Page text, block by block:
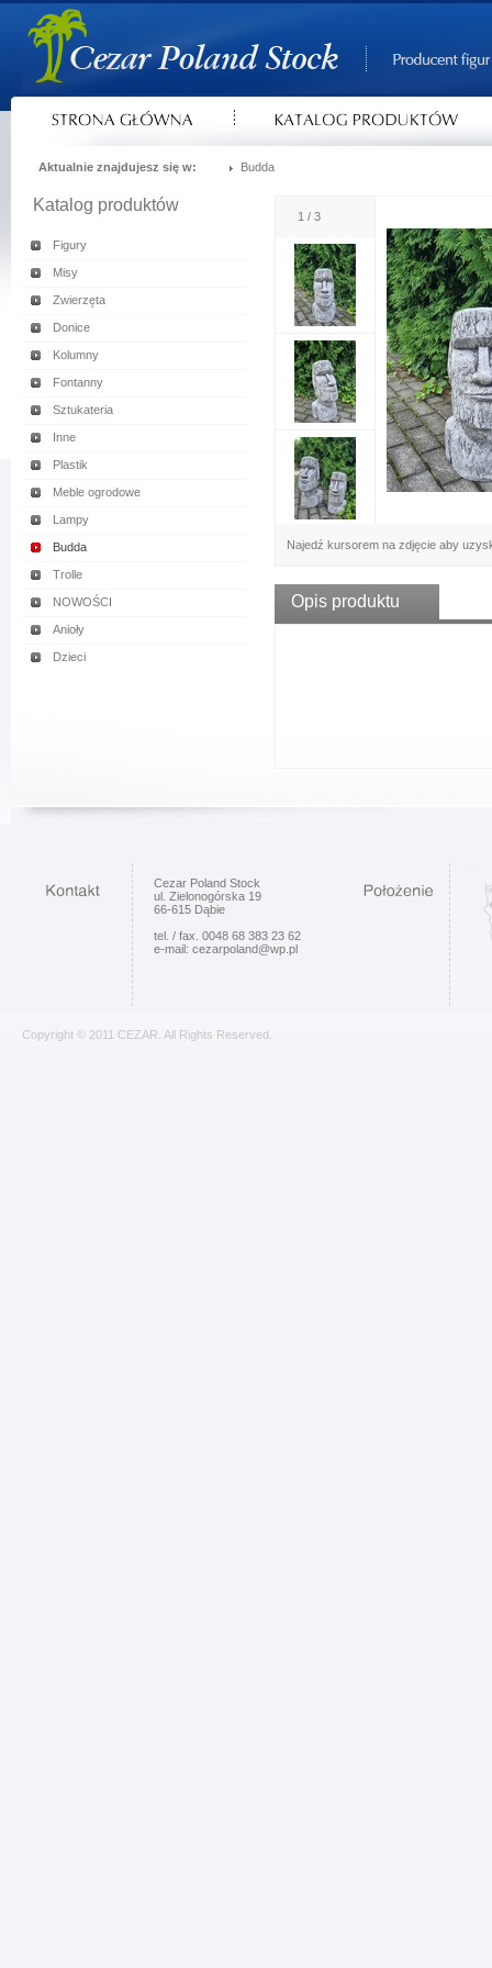
Aktualnie znajdujesz się w: Budda
Katalog produktów
Figury
Misy
Zwierzęta
Donice
Kolumny
Fontanny
Sztukateria
Inne
Plastik
Meble ogrodowe
Lampy
Budda
Trolle
NOWOŚCI
Anioły
Dzieci
1 / 3
Najedź kursorem na zdjęcie aby
Opis produktu
Cezar Poland Stock
ul. Zielonogórska 19
66-615 Dąbie
tel. / fax. 0048 68 383 23 62
e-mail: cezarpoland@wp.pl
Copyright © 2011 CEZAR. All Rights Reserved.